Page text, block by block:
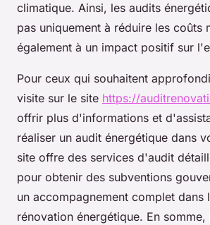
climatique. Ainsi, les audits
pas uniquement à réduire les coûts
également à un impact positif sur
Pour ceux qui souhaitent
visite sur le site https://
offrir plus d'informations et
réaliser un audit énergétique dans
site offre des services d'audit
pour obtenir des subventions
un accompagnement complet dans
rénovation énergétique. En